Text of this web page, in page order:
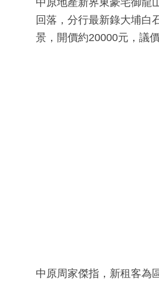
中原地產新界東豪宅御龍
回落，分行最新錄大埔白
景，開價約20000元，議
中原周家傑指，新租客為